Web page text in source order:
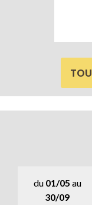
du 01/05 au
30/09